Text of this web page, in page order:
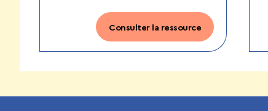
Consulter la ressource